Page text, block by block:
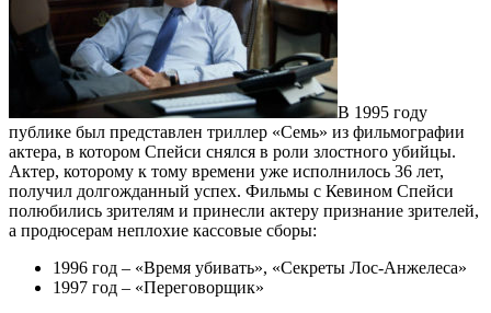
В 1995 году
публике был представлен триллер «Семь» из фильмографии
актера, в котором Спейси снялся в роли злостного убийцы.
Актер, которому к тому времени уже исполнилось 36 лет,
получил долгожданный успех. Фильмы с Кевином Спейси
полюбились зрителям и принесли актеру признание зрителей,
а продюсерам неплохие кассовые сборы:
1996 год – «Время убивать», «Секреты Лос-Анжелеса»
1997 год – «Переговорщик»